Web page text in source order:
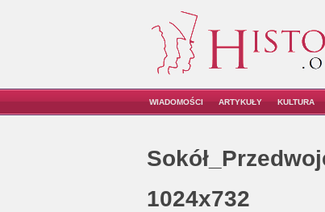
WIADOMOŚCI ARTYKUŁY KULTURA
1024x732